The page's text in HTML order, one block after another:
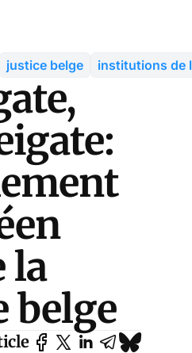
justice belge institutions de
la
belge